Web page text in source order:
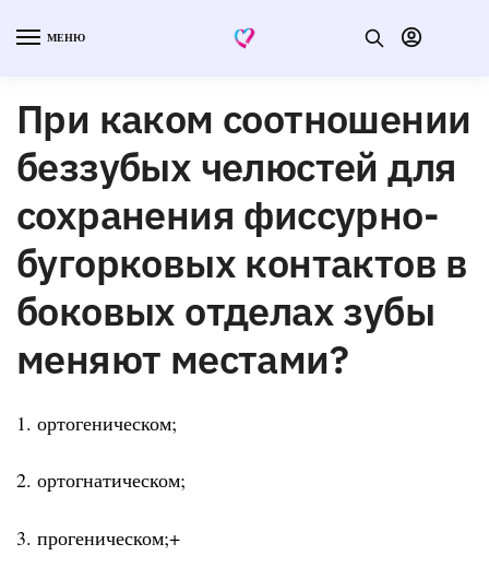
МЕНЮ
При каком соотношении
беззубых челюстей для
сохранения фиссурно-
бугорковых контактов в
боковых отделах зубы
меняют местами?
1. ортогеническом;
2. ортогнатическом;
3. прогеническом;+